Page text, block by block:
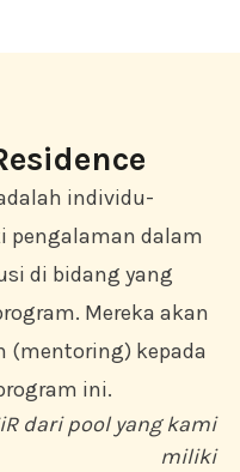
individu-
pengalaman dalam
di bidang yang
Mereka akan
(mentoring) kepada
ini.
dari pool yang kami
miliki